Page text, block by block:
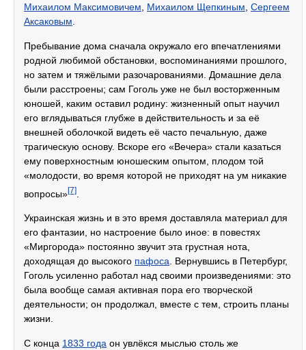
Михаилом Максимовичем
Михаилом Щепкиным Сергеем
Аксаковым
Пребывание дома сначала окружало его впечатлениями
родной любимой обстановки, воспоминаниями прошлого,
но затем и тяжёлыми разочарованиями. Домашние дела
были расстроены; сам Гоголь уже не был восторженным
юношей, каким оставил родину: жизненный опыт научил
его вглядываться глубже в действительность и за её
внешней оболочкой видеть её часто печальную, даже
трагическую основу. Вскоре его «Вечера» стали казаться
ему поверхностным юношеским опытом, плодом той
«молодости, во время которой не приходят на ум никакие
вопросы»[7]
Украинская жизнь и в это время доставляла материал для
его фантазии, но настроение было иное: в повестях
«Миргорода» постоянно звучит эта грустная нота,
доходящая до высокого пафоса. Вернувшись в Петербург,
Гоголь усиленно работал над своими произведениями: это
была вообще самая активная пора его творческой
деятельности; он продолжал, вместе с тем, строить планы
жизни.
С конца 1833 года он увлёкся мыслью столь же